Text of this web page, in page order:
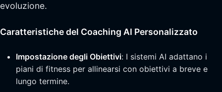
evoluzione.
Caratteristiche del Coaching AI Personalizzato
Impostazione degli Obiettivi: I sistemi AI adattano i
piani di fitness per allinearsi con obiettivi a breve e
lungo termine.